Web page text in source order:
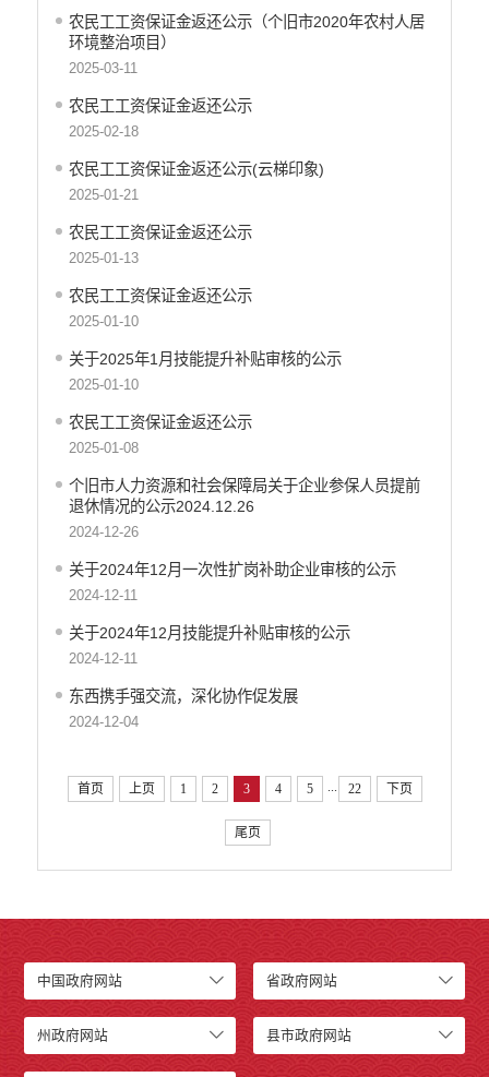
征地信息
云南省新闻发布厅
行政许可
行政处罚和行政强制
减税降费
稳岗就业
乡村振兴
生态环境
医疗卫生
重大建设项目
社会救助
产品质量
食品药品监管
公共文化服务
安全生产
司法信息
农民工工资保证金返还公示（个旧市2020年农村人居
环境整治项目）
2025-03-11
农民工工资保证金返还公示
2025-02-18
农民工工资保证金返还公示(云梯印象)
2025-01-21
农民工工资保证金返还公示
2025-01-13
农民工工资保证金返还公示
2025-01-10
关于2025年1月技能提升补贴审核的公示
2025-01-10
农民工工资保证金返还公示
2025-01-08
个旧市人力资源和社会保障局关于企业参保人员提前
退休情况的公示2024.12.26
2024-12-26
关于2024年12月一次性扩岗补助企业审核的公示
2024-12-11
关于2024年12月技能提升补贴审核的公示
2024-12-11
东西携手强交流，深化协作促发展
2024-12-04
首页 上页 1 2 3 4 5 ... 22 下页
尾页
中国政府网站 省政府网站
州政府网站 县市政府网站